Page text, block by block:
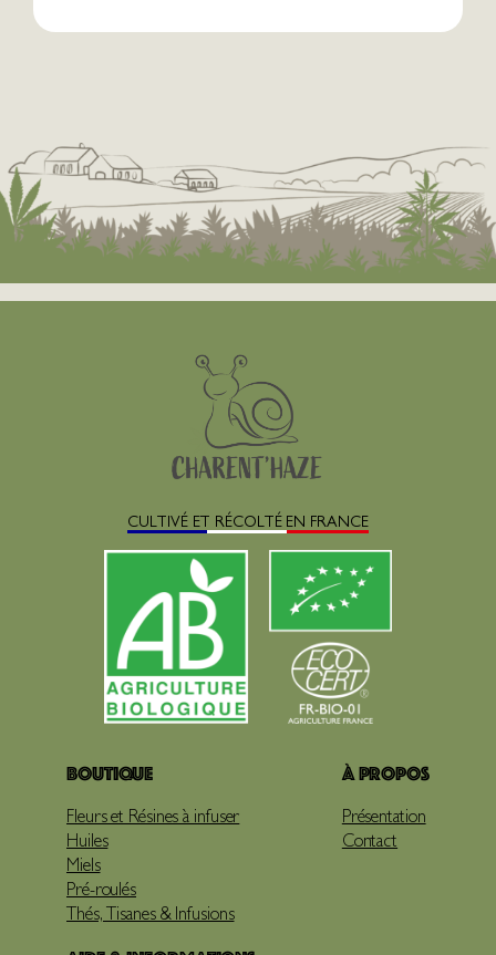
CULTIVÉ ET RÉCOLTÉ EN FRANCE
Boutique
Fleurs et Résines à infuser
Huiles
Miels
Pré-roulés
Thés, Tisanes & Infusions
À propos
Présentation
Contact